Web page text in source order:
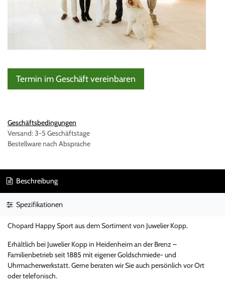
Termin im Geschäft vereinbaren
Geschäftsbedingungen
Versand: 3-5 Geschäftstage
Bestellware nach Absprache
Beschreibung
Spezifikationen
Chopard Happy Sport aus dem Sortiment von Juwelier Kopp.
Erhältlich bei Juwelier Kopp in Heidenheim an der Brenz –
Familienbetrieb seit 1885 mit eigener Goldschmiede- und
Uhrmacherwerkstatt. Gerne beraten wir Sie auch persönlich vor Ort
oder telefonisch.